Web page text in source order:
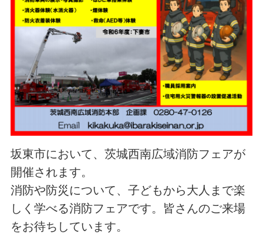
坂東市において、茨城西南広域消防フェアが
開催されます。
消防や防災について、子どもから大人まで楽
しく学べる消防フェアです。皆さんのご来場
をお待ちしています。